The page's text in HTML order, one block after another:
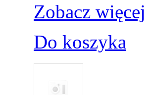
Zobacz więcej
Do koszyka